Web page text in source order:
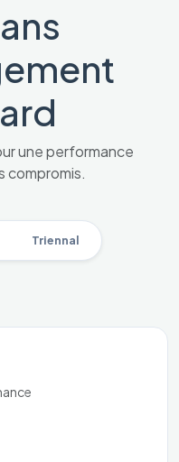
une performance
compromis.
Triennal